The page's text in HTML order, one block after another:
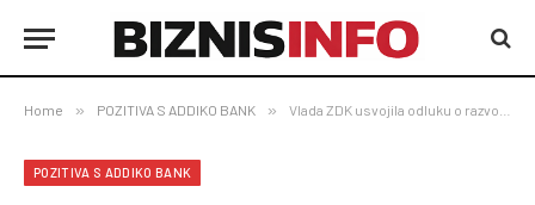
Home » POZITIVA S ADDIKO BANK » Vlada ZDK usvojila odluku o razvoju IT/AI hubova za 2026. godinu
POZITIVA S ADDIKO BANK